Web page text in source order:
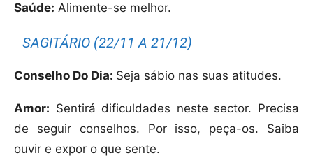
Saúde: Alimente-se melhor.
SAGITÁRIO (22/11 A 21/12)
Conselho Do Dia: Seja sábio nas suas atitudes.
Amor: Sentirá dificuldades neste sector. Precisa
de seguir conselhos. Por isso, peça-os. Saiba
ouvir e expor o que sente.